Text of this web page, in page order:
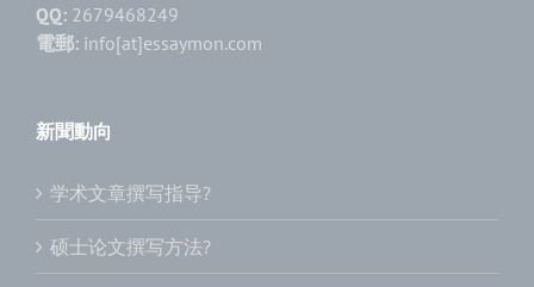
QQ: 2679468249
電郵: info[at]essaymon.com
新聞動向
学术文章撰写指导?
硕士论文撰写方法?